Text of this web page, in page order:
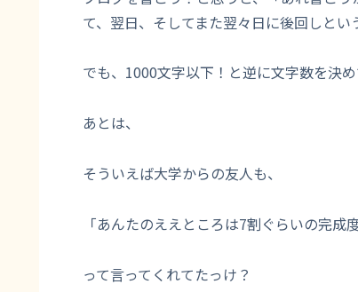
て、翌日、そしてまた翌々日に後回しとい
でも、1000文字以下！と逆に文字数を決
あとは、
そういえば大学からの友人も、
「あんたのええところは7割ぐらいの完成
って言ってくれてたっけ？